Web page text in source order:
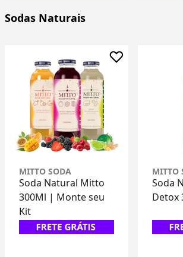
Sodas Naturais
MITTO SODA
Soda Natural Mitto
Detox 300ml
MITTO
Soda